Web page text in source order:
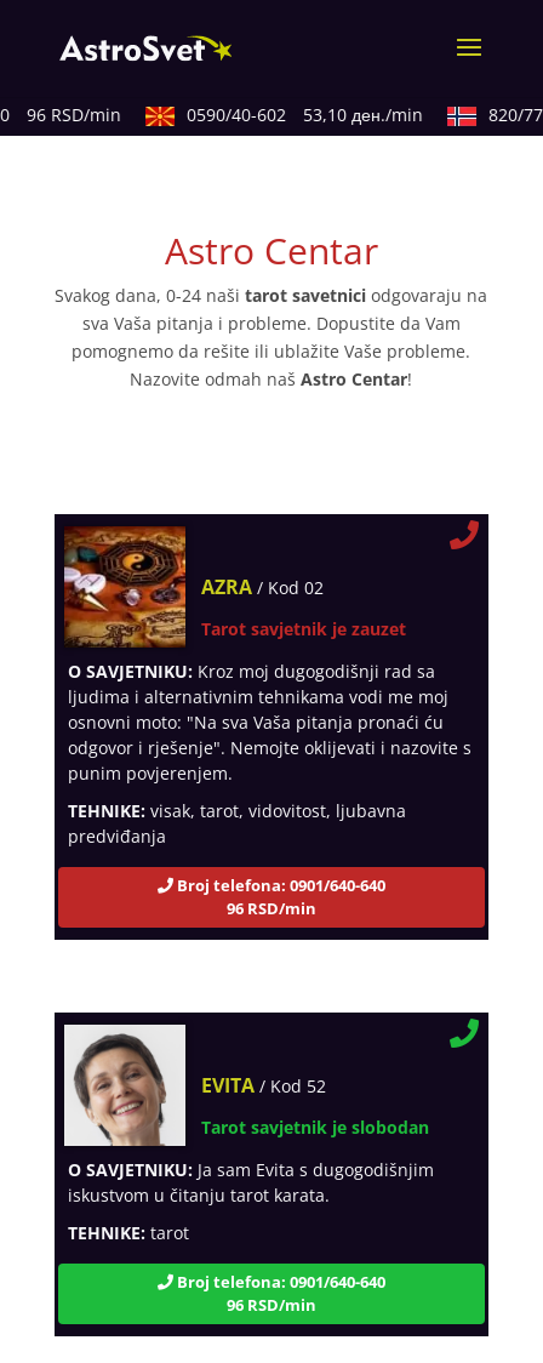
96 RSD/min 0590/40-602 53,10 ден./min 820/77-
Astro Centar
Svakog dana, 0-24 naši tarot savetnici odgovaraju na
sva Vaša pitanja i probleme. Dopustite da Vam
pomognemo da rešite ili ublažite Vaše probleme.
Nazovite odmah našAstro Centar!
AZRA / Kod 02
Tarot savjetnik je zauzet
O SAVJETNIKU:Kroz moj dugogodišnji rad sa
ljudima i alternativnim tehnikama vodi me moj
osnovni moto: "Na sva Vaša pitanja pronaći ću
odgovor i rješenje". Nemojte oklijevati i nazovite s
punim povjerenjem.
TEHNIKE:visak, tarot, vidovitost, ljubavna
predviđanja
Broj telefona: 0901/640-640
96 RSD/min
EVITA / Kod 52
Tarot savjetnik je slobodan
O SAVJETNIKU:Ja sam Evita s dugogodišnjim
iskustvom u čitanju tarot karata.
TEHNIKE:tarot
Broj telefona: 0901/640-640
96 RSD/min